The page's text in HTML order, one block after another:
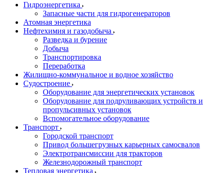
Гидроэнергетика
Запасные части для гидрогенераторов
Атомная энергетика
Нефтехимия и газодобыча
Разведка и бурение
Добыча
Транспортировка
Переработка
Жилищно-коммунальное и водное хозяйство
Судостроение
Оборудование для энергетических установок
Оборудование для подруливающих устройств и
пропульсивных установок
Вспомогательное оборудование
Транспорт
Городской транспорт
Привод большегрузных карьерных самосвалов
Электротрансмиссии для тракторов
Железнодорожный транспорт
Тепловая энергетика